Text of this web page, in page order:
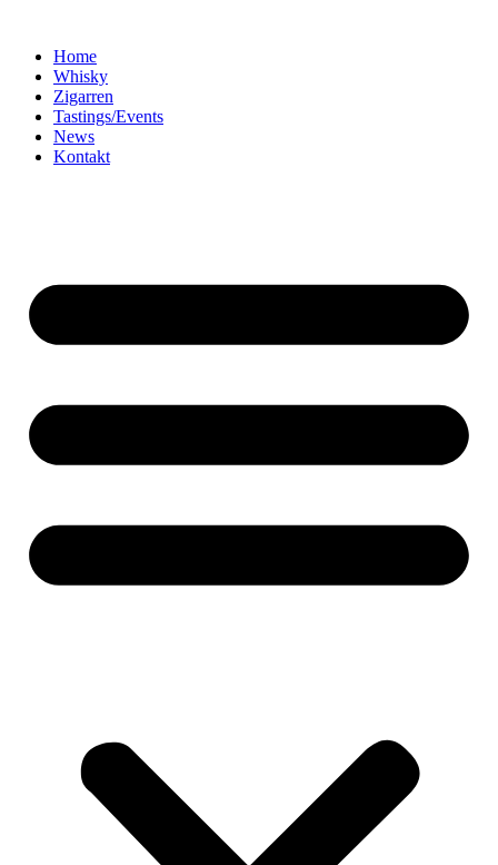
Home
Whisky
Zigarren
Tastings/Events
News
Kontakt